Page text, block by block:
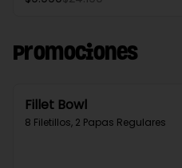
Promociones
Fillet Bowl
8 Filetillos, 2 Papas Regulares